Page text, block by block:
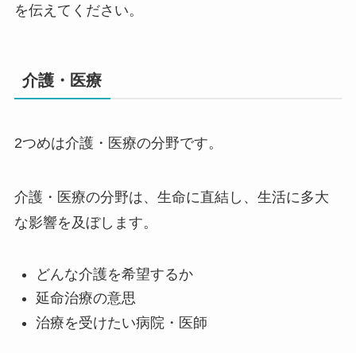
を伝えてください。
介護・医療
2つめは介護・医療の分野です。
介護・医療の分野は、生命に直結し、生活に多大
な影響を及ぼします。
どんな介護を希望するか
延命治療の意思
治療を受けたい病院・医師